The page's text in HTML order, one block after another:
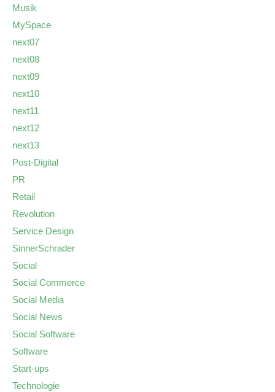
Musik
MySpace
next07
next08
next09
next10
next11
next12
next13
Post-Digital
PR
Retail
Revolution
Service Design
SinnerSchrader
Social
Social Commerce
Social Media
Social News
Social Software
Software
Start-ups
Technologie